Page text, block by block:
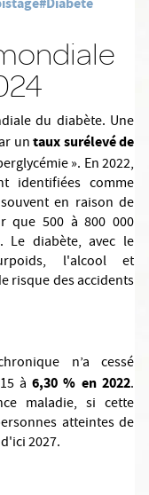
du diabète. Une
untaux surélevé de
». En 2022,
identifiées comme
en raison de
que 500 à 800 000
Le diabète, avec le
l'alcool et
risque des accidents
n’a cessé
à6,30 % en 2022.
maladie, si cette
atteintes de
2027.